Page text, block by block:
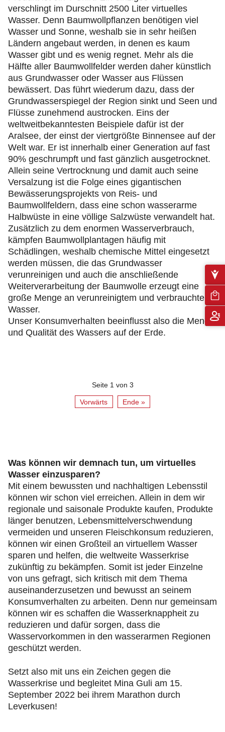
verschlingt im Durschnitt 2500 Liter virtuelles
Wasser. Denn Baumwollpflanzen benötigen viel
Wasser und Sonne, weshalb sie in sehr heißen
Ländern angebaut werden, in denen es kaum
Wasser gibt und es wenig regnet. Mehr als die
Hälfte aller Baumwollfelder werden daher künstlich
aus Grundwasser oder Wasser aus Flüssen
bewässert. Das führt wiederum dazu, dass der
Grundwasserspiegel der Region sinkt und Seen und
Flüsse zunehmend austrocken. Eins der
weltweitbekanntesten Beispiele dafür ist der
Aralsee, der einst der viertgrößte Binnensee auf der
Welt war. Er ist innerhalb einer Generation auf fast
90% geschrumpft und fast gänzlich ausgetrocknet.
Allein seine Vertrocknung und damit auch seine
Versalzung ist die Folge eines gigantischen
Bewässerungsprojekts von Reis- und
Baumwollfeldern, dass eine schon wasserarme
Halbwüste in eine völlige Salzwüste verwandelt hat.
Zusätzlich zu dem enormen Wasserverbrauch,
kämpfen Baumwollplantagen häufig mit
Schädlingen, weshalb chemische Mittel eingesetzt
werden müssen, die das Grundwasser
verunreinigen und auch die anschließende
Weiterverarbeitung der Baumwolle erzeugt eine
große Menge an verunreinigtem und verbrauchtem
Wasser.
Unser Konsumverhalten beeinflusst also die Menge
und Qualität des Wassers auf der Erde.
Seite 1 von 3
Vorwärts Ende »
Was können wir demnach tun, um virtuelles
Wasser einzusparen?
Mit einem bewussten und nachhaltigen Lebensstil
können wir schon viel erreichen. Allein in dem wir
regionale und saisonale Produkte kaufen, Produkte
länger benutzen, Lebensmittelverschwendung
vermeiden und unseren Fleischkonsum reduzieren,
können wir einen Großteil an virtuellem Wasser
sparen und helfen, die weltweite Wasserkrise
zukünftig zu bekämpfen. Somit ist jeder Einzelne
von uns gefragt, sich kritisch mit dem Thema
auseinanderzusetzen und bewusst an seinem
Konsumverhalten zu arbeiten. Denn nur gemeinsam
können wir es schaffen die Wasserknappheit zu
reduzieren und dafür sorgen, dass die
Wasservorkommen in den wasserarmen Regionen
geschützt werden.
Setzt also mit uns ein Zeichen gegen die
Wasserkrise und begleitet Mina Guli am 15.
September 2022 bei ihrem Marathon durch
Leverkusen!